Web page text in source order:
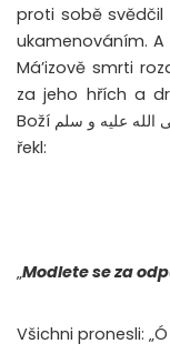
proti sobě
ukamenováním.
Má’izově smrti
za jeho hřích a
Boží صلى الله عليه و سلم dva či tři dny poté promluvil k lidu a
řekl:
„Modlete se za
Všichni pronesli: